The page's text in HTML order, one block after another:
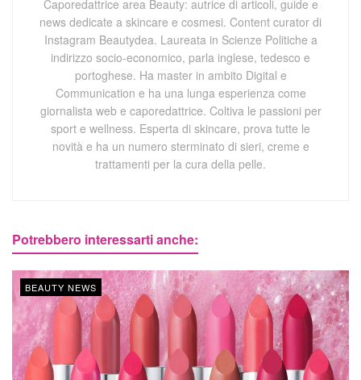
Caporedattrice area Beauty: autrice di articoli, guide e
news dedicate a skincare e cosmesi. Content curator di
Instagram Beautydea. Laureata in Scienze Politiche a
indirizzo socio-economico, parla inglese, tedesco e
portoghese. Ha master in ambito Digital e
Communication e ha una lunga esperienza come
giornalista web e caporedattrice. Coltiva le passioni per
sport e wellness. Esperta di skincare, prova tutte le
novità e ha un numero sterminato di sieri, creme e
trattamenti per la cura della pelle.
Potrebbero interessarti anche:
BEAUTY NEWS